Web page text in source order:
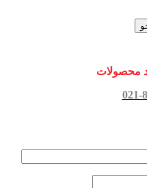
محصولات
021-